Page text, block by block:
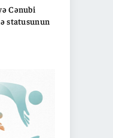
Cənubi
statusunun